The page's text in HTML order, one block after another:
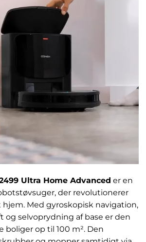
Ultra Home Advanced er en
der revolutionerer
Med gyroskopisk navigation,
og selvoprydning af base er den
boliger op til 100 m². Den